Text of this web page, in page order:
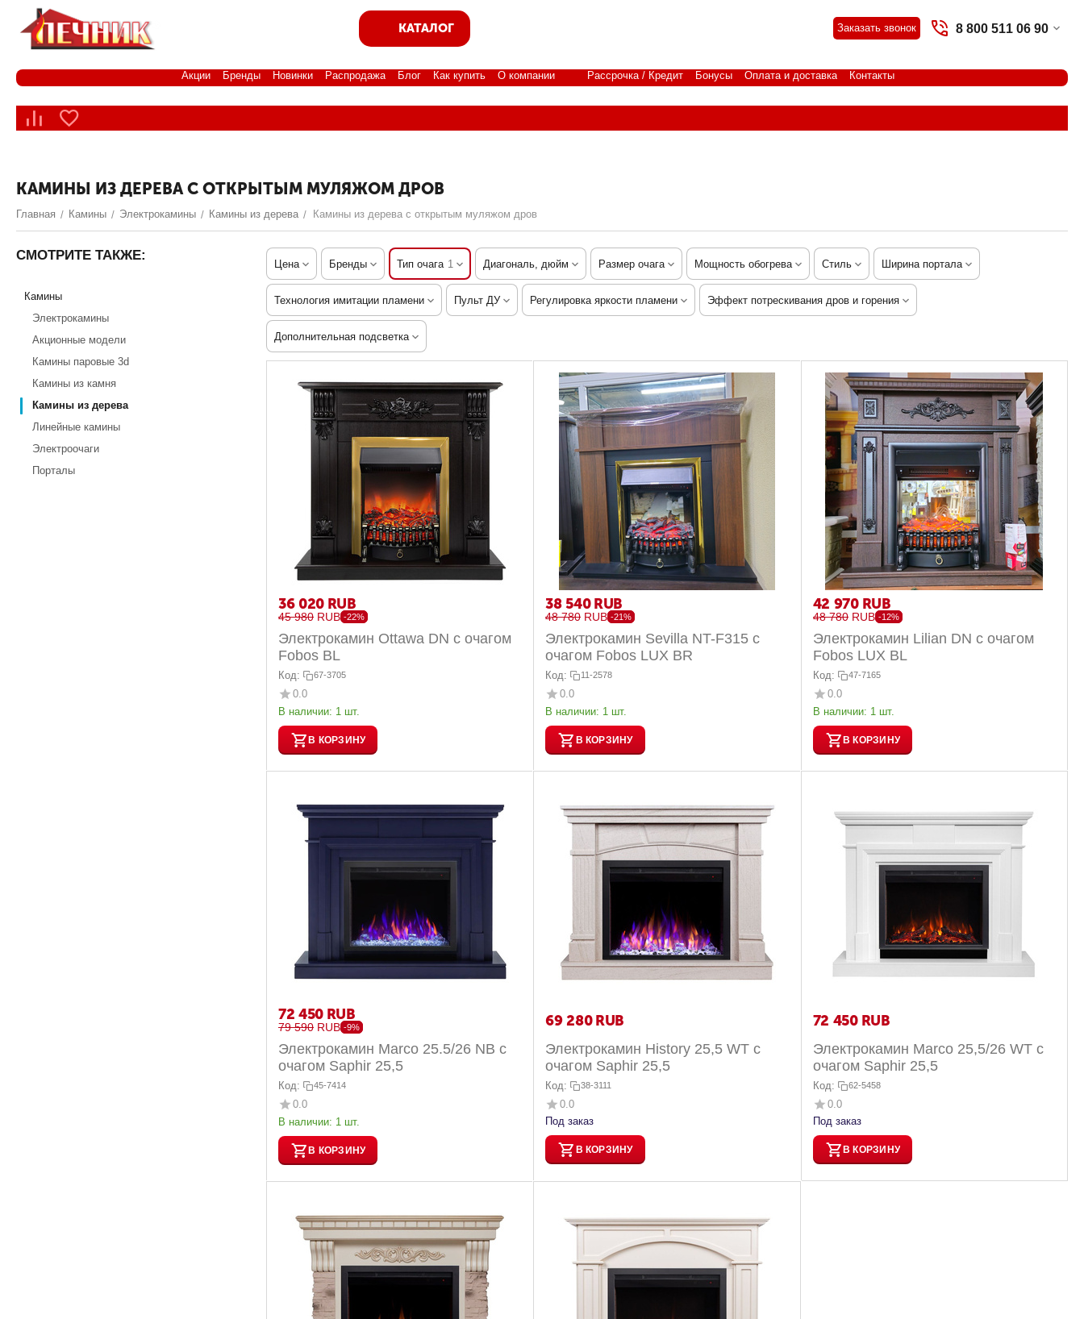
КАТАЛОГ Заказать звонок 8 800 511 06 90
Акции Бренды Новинки Распродажа Блог Как купить О компании Рассрочка / Кредит Бонусы Оплата и доставка Контакты
КАМИНЫ ИЗ ДЕРЕВА С ОТКРЫТЫМ МУЛЯЖОМ ДРОВ
Главная / Камины / Электрокамины / Камины из дерева / Камины из дерева с открытым муляжом дров
Цена Бренды Тип очага 1 Диагональ, дюйм Размер очага Мощность обогрева Стиль Ширина портала
Технология имитации пламени Пульт ДУ Регулировка яркости пламени Эффект потрескивания дров и горения
Дополнительная подсветка
36 020 RUB
45 980 RUB -22%
Электрокамин Ottawa DN с очагом
Fobos BL
Код: 67-3705
0.0
В наличии: 1 шт.
В КОРЗИНУ
38 540 RUB
48 780 RUB -21%
Электрокамин Sevilla NT-F315 с
очагом Fobos LUX BR
Код: 11-2578
0.0
В наличии: 1 шт.
В КОРЗИНУ
42 970 RUB
48 780 RUB -12%
Электрокамин Lilian DN с очагом
Fobos LUX BL
Код: 47-7165
0.0
В наличии: 1 шт.
В КОРЗИНУ
72 450 RUB
79 590 RUB -9%
Электрокамин Marco 25.5/26 NB с
очагом Saphir 25,5
Код: 45-7414
0.0
В наличии: 1 шт.
В КОРЗИНУ
69 280 RUB
Электрокамин History 25,5 WT с
очагом Saphir 25,5
Код: 38-3111
0.0
Под заказ
В КОРЗИНУ
72 450 RUB
Электрокамин Marco 25,5/26 WT с
очагом Saphir 25,5
Код: 62-5458
0.0
Под заказ
В КОРЗИНУ
СМОТРИТЕ ТАКЖЕ:
Камины
Электрокамины
Акционные модели
Камины паровые 3d
Камины из камня
Камины из дерева
Линейные камины
Электроочаги
Порталы